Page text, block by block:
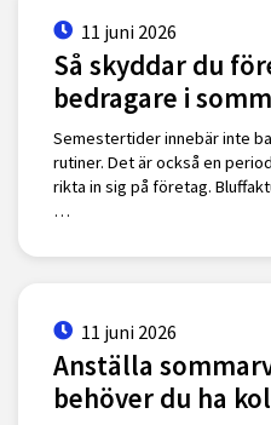
11 juni 2026
Så skyddar du
bedragare i
Semestertider innebär inte
rutiner. Det är också en
rikta in sig på företag.
…
11 juni 2026
Anställa
behöver du ha